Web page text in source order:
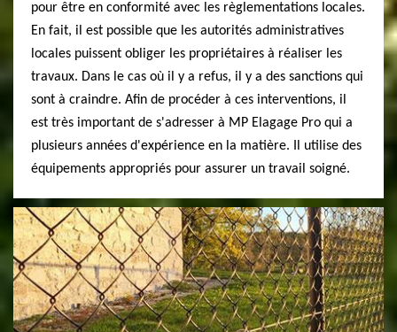
pour être en conformité avec les règlementations locales.
En fait, il est possible que les autorités administratives
locales puissent obliger les propriétaires à réaliser les
travaux. Dans le cas où il y a refus, il y a des sanctions qui
sont à craindre. Afin de procéder à ces interventions, il
est très important de s'adresser à MP Elagage Pro qui a
plusieurs années d'expérience en la matière. Il utilise des
équipements appropriés pour assurer un travail soigné.